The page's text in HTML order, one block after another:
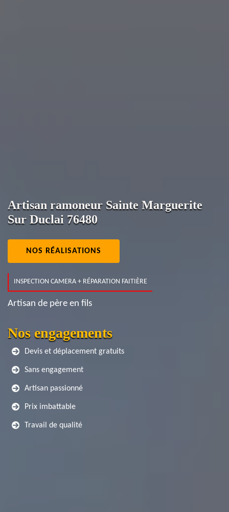
Artisan ramoneur Sainte Marguerite
Sur Duclai 76480
NOS RÉALISATIONS
INSPECTION CAMERA + RÉPARATION FAITIÈRE
Artisan de père en fils
Nos engagements
Devis et déplacement gratuits
Sans engagement
Artisan passionné
Prix imbattable
Travail de qualité